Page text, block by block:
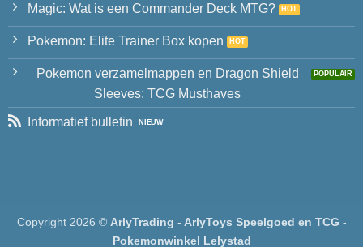
Magic: Wat is een Commander Deck MTG?
Pokemon: Elite Trainer Box kopen
Pokemon verzamelmappen en Dragon Shield
Sleeves: TCG Musthaves
Informatief bulletin
Copyright 2026 © ArlyTrading - ArlyToys Speelgoed en TCG -
Pokemonwinkel Lelystad